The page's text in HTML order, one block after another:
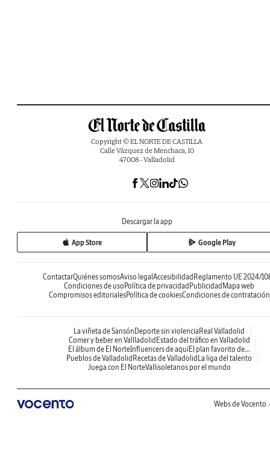
Copyright © EL NORTE DE CASTILLA
Calle Vázquez de Menchaca, 10
47008 - Valladolid
Descargar la app
App Store Google Play
ContactarQuiénes somosAviso legal Accesibilidad Reglamento UE 2024/
Condiciones de uso Política de privacidad Publicidad Mapa web
Compromisos editorialesPolítica de cookiesCondiciones de contratación
La viñeta de Sansón Deporte sin violencia Real Valladolid
Comer y beber en Vallladolid Estado del tráfico en Valladolid
El álbum de El NorteInfluencers de aquíEl plan favorito de...
Pueblos de Valladolid Recetas de Valladolid La liga del talento
Juega con El NorteVallisoletanos por el mundo
Webs de Vocento